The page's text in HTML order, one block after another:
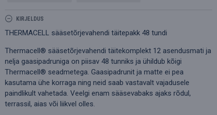
KIRJELDUS
THERMACELL sääsetõrjevahendi täitepakk 48 tundi
Thermacell® sääsetõrjevahendi täitekomplekt 12 asendusmati ja
nelja gaasipadruniga on piisav 48 tunniks ja ühildub kõigi
Thermacell® seadmetega. Gaasipadrunit ja matte ei pea
kasutama ühe korraga ning neid saab vastavalt vajadusele
paindlikult vahetada. Veelgi enam sääsevabaks ajaks rõdul,
terrassil, aias või liikvel olles.